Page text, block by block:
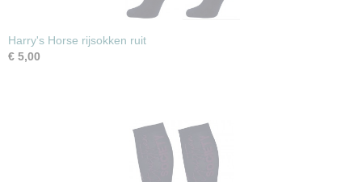
Harry's Horse rijsokken ruit
€ 5,00